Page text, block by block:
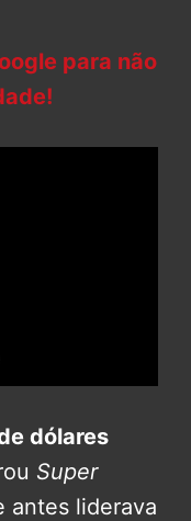
para não
dólares
Super
antes liderava